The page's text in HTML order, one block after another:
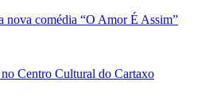
nova comédia “O Amor É Assim”
no Centro Cultural do Cartaxo